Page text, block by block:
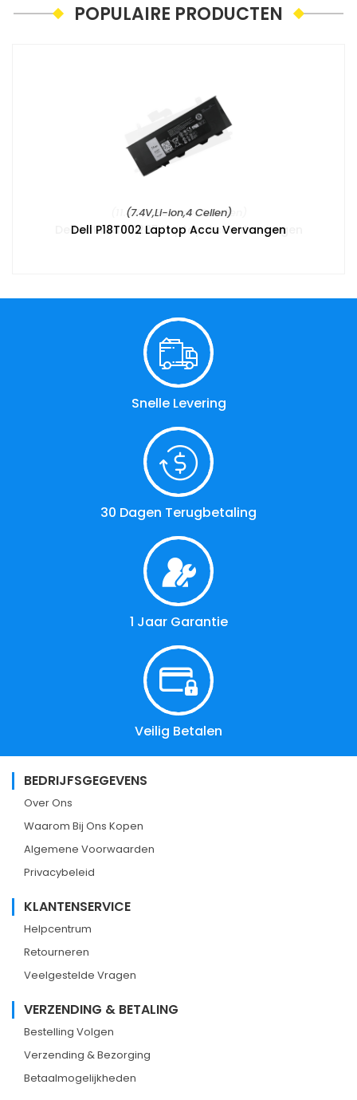
POPULAIRE PRODUCTEN
(7.4V,Li-ion,4 Cellen)
Dell P18T002 Laptop Accu Vervangen
Snelle Levering
30 Dagen Terugbetaling
1 Jaar Garantie
Veilig Betalen
BEDRIJFSGEGEVENS
Over Ons
Waarom Bij Ons Kopen
Algemene Voorwaarden
Privacybeleid
KLANTENSERVICE
Helpcentrum
Retourneren
Veelgestelde Vragen
VERZENDING & BETALING
Bestelling Volgen
Verzending & Bezorging
Betaalmogelijkheden